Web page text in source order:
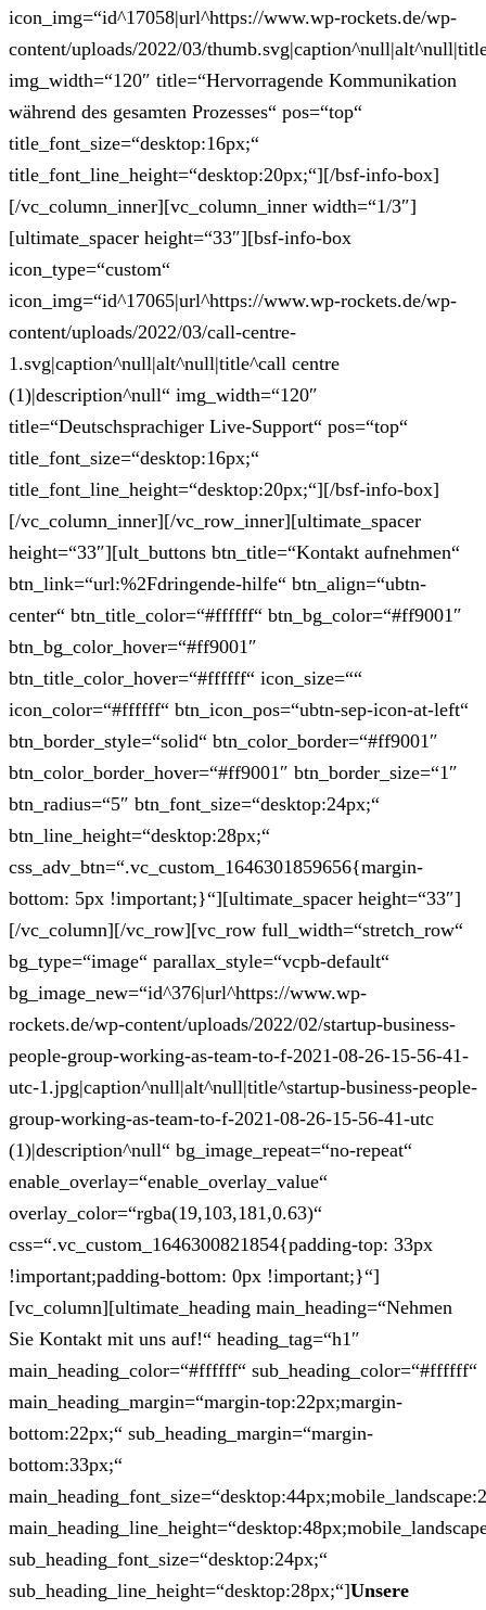
icon_img=“id^17058|url^https://www.wp-rockets.de/wp-
content/uploads/2022/03/
img_width=“120″ title=“Hervorragende Kommunikation
während des gesamten Prozesses“ pos=“top“
title_font_size=“desktop:16px;“
title_font_line_height=“desktop:20px;“][/bsf-info-box]
[/vc_column_inner][vc_column_inner width=“1/3″]
[ultimate_spacer height=“33″][bsf-info-box
icon_type=“custom“
icon_img=“id^17065|url^https://www.wp-rockets.de/wp-
content/uploads/2022/03/call-centre-
1.svg|caption^null|alt^null|title^call centre
(1)|description^null“ img_width=“120″
title=“Deutschsprachiger Live-Support“ pos=“top“
title_font_size=“desktop:16px;“
title_font_line_height=“desktop:20px;“][/bsf-info-box]
[/vc_column_inner][/vc_row_inner][ultimate_spacer
height=“33″][ult_buttons btn_title=“Kontakt aufnehmen“
btn_link=“url:%2Fdringende-hilfe“ btn_align=“ubtn-
center“ btn_title_color=“#ffffff“ btn_bg_color=“#ff9001″
btn_bg_color_hover=“#ff9001″
btn_title_color_hover=“#ffffff“ icon_size=““
icon_color=“#ffffff“ btn_icon_pos=“ubtn-sep-icon-at-left“
btn_border_style=“solid“ btn_color_border=“#ff9001″
btn_color_border_hover=“#ff9001″ btn_border_size=“1″
btn_radius=“5″ btn_font_size=“desktop:24px;“
btn_line_height=“desktop:28px;“
css_adv_btn=“.vc_custom_1646301859656{margin-
bottom: 5px !important;}“][ultimate_spacer height=“33″]
[/vc_column][/vc_row][vc_row full_width=“stretch_row“
bg_type=“image“ parallax_style=“vcpb-default“
bg_image_new=“id^376|url^https://www.wp-
rockets.de/wp-content/uploads/2022/02/startup-business-
people-group-working-as-team-to-f-2021-08-26-15-56-41-
utc-1.jpg|caption^null|alt^null|title^startup-business-people-
group-working-as-team-to-f-2021-08-26-15-56-41-utc
(1)|description^null“ bg_image_repeat=“no-repeat“
enable_overlay=“enable_overlay_value“
overlay_color=“rgba(19,103,181,0.63)“
css=“.vc_custom_1646300821854{padding-top: 33px
!important;padding-bottom: 0px !important;}“]
[vc_column][ultimate_heading main_heading=“Nehmen
Sie Kontakt mit uns auf!“ heading_tag=“h1″
main_heading_color=“#ffffff“ sub_heading_color=“#ffffff“
main_heading_margin=“margin-top:22px;margin-
bottom:22px;“ sub_heading_margin=“margin-
bottom:33px;“
sub_heading_font_size=“desktop:24px;“
sub_heading_line_height=“desktop:28px;“]Unsere